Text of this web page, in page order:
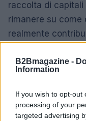
B2Bmagazine -
Information
If you wish to opt-out
processing of your
targeted advertising
raccolta di
rimanere su come
realmente
Infine, il concetto
che la politica
riconosca